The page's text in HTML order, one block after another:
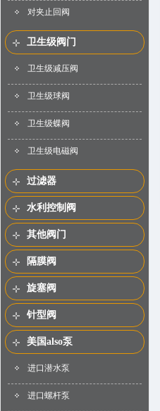
对夹止回阀
卫生级阀门
卫生级减压阀
卫生级球阀
卫生级蝶阀
卫生级电磁阀
过滤器
水利控制阀
其他阀门
隔膜阀
旋塞阀
针型阀
美国also泵
进口潜水泵
进口螺杆泵